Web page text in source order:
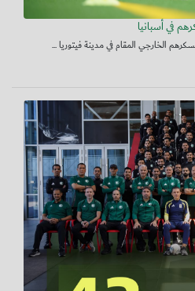
في أسبانيا
الخارجي المقام في مدينة فيتوريا ...